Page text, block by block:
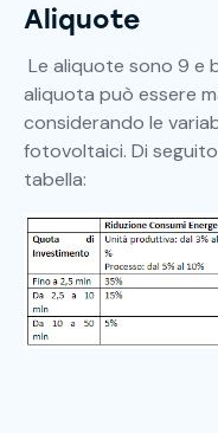
Aliquote
Le aliquote sono 9 e
aliquota può essere
considerando le
fotovoltaici. Di
tabella: